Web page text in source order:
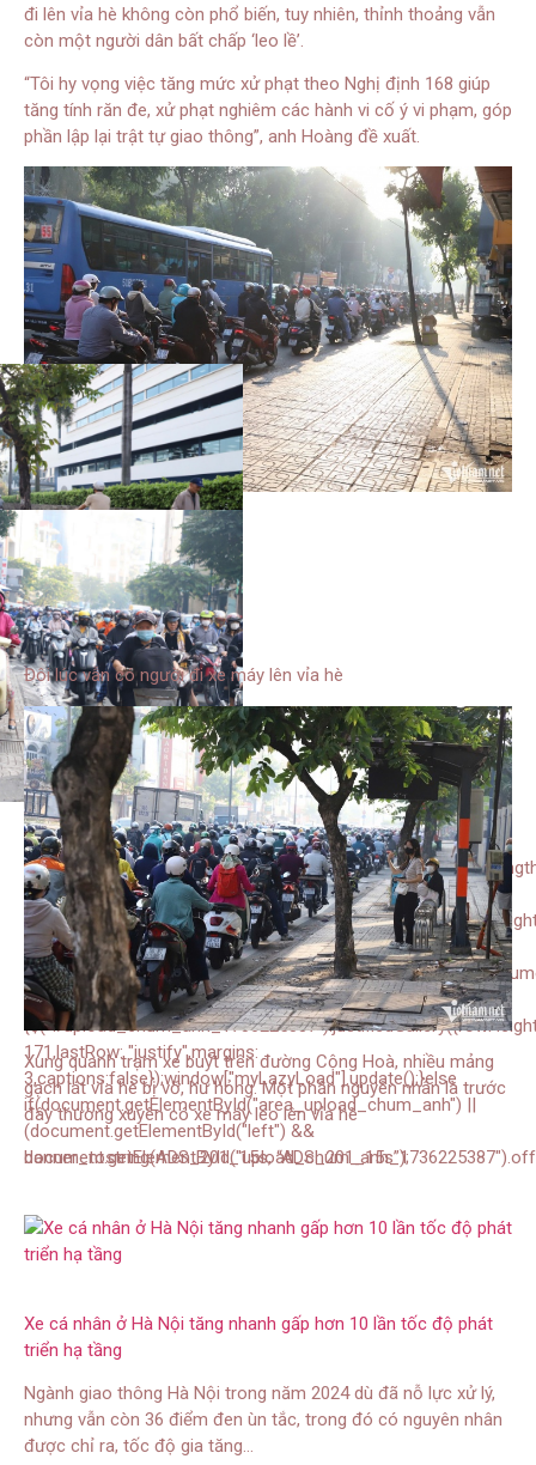
đi lên vỉa hè không còn phổ biến, tuy nhiên, thỉnh thoảng vẫn
còn một người dân bất chấp ‘leo lề’.
“Tôi hy vọng việc tăng mức xử phạt theo Nghị định 168 giúp
tăng tính răn đe, xử phạt nghiêm các hành vi cố ý vi phạm, góp
phần lập lại trật tự giao thông”, anh Hoàng đề xuất.
// 0 ||
> 0)
275,lastRow: “justify”,margins:
&& document.getElementById(“left”).offsetWidth < 760)
171,lastRow: "justify",margins:
3,captions:false});window["myLazyLoad"].update();}else
if(document.getElementById("area_upload_chum_anh") ||
(document.getElementById("left") &&
Đôi lúc vẫn có người đi xe máy lên vỉa hè
Xung quanh trạm xe buýt trên đường Cộng Hoà, nhiều mảng
gạch lát vỉa hè bị vỡ, hư hỏng. Một phần nguyên nhân là trước
đây thường xuyên có xe máy leo lên vỉa hè
banner_tostring(ADS_201_15s, “ADS_201_15s”);
Xe cá nhân ở Hà Nội tăng nhanh gấp hơn 10 lần tốc độ phát
triển hạ tầng
Ngành giao thông Hà Nội trong năm 2024 dù đã nỗ lực xử lý,
nhưng vẫn còn 36 điểm đen ùn tắc, trong đó có nguyên nhân
được chỉ ra, tốc độ gia tăng…